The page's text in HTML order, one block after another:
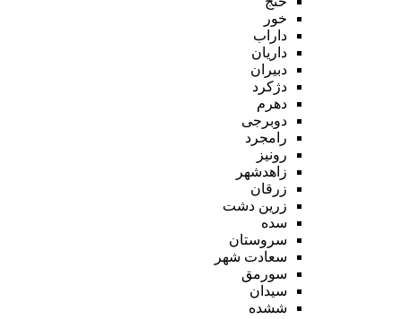
خور
داراب
داریان
دبیران
دژکرد
دهرم
دوبرجی
رامجرد
رونیز
زاهدشهر
زرقان
زرین دشت
سده
سروستان
سعادت شهر
سورمق
سیدان
ششده